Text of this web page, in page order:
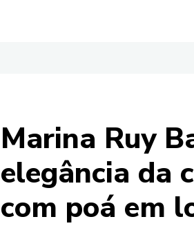
Marina Ruy
elegância da
com poá em